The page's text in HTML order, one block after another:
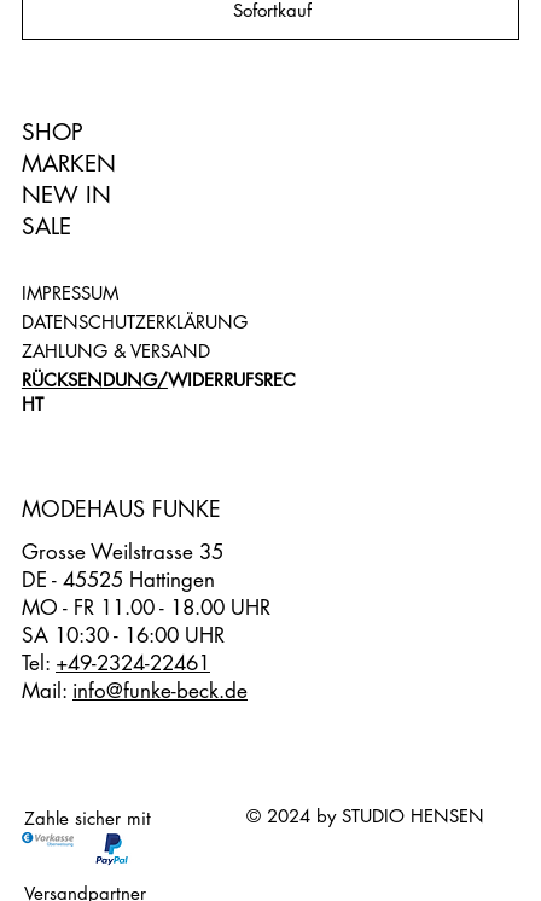
Sofortkauf
SHOP
MARKEN
NEW IN
SALE
IMPRESSUM
DATENSCHUTZERKLÄRUNG
ZAHLUNG & VERSAND
RÜCKSENDUNG/WIDERRUFSREC
HT
Grosse Weilstrasse 35
DE - 45525 Hattingen
MO - FR 11.00 - 18.00 UHR
SA 10:30 - 16:00 UHR
Tel: +49-2324-22461
Mail: info@funke-beck.de
MODEHAUS FUNKE
Versandpartner
Zahle sicher mit © 2024 by STUDIO HENSEN